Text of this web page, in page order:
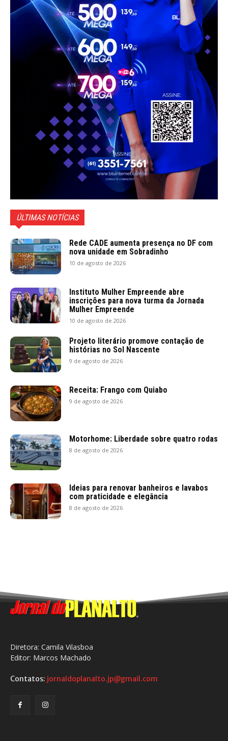
ÚLTIMAS NOTÍCIAS
Rede CADE aumenta presença no DF com
nova unidade em Sobradinho
10 de agosto de 2026
Instituto Mulher Empreende abre
inscrições para nova turma da Jornada
Mulher Empreende
10 de agosto de 2026
Projeto literário promove contação de
histórias no Sol Nascente
9 de agosto de 2026
Receita: Frango com Quiabo
9 de agosto de 2026
Motorhome: Liberdade sobre quatro rodas
8 de agosto de 2026
Ideias para renovar banheiros e lavabos
com praticidade e elegância
8 de agosto de 2026
Diretora: Camila Vilasboa
Editor: Marcos Machado
Contatos: jornaldoplanalto.jp@gmail.com